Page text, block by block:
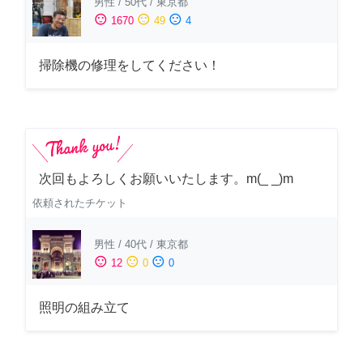
sentiment_satisfied 1670 sentiment_neutral 49 sentiment_dissatisfied 4
掃除機の修理をしてください！
次回もよろしくお願いいたします。m(_ _)m
依頼されたチケット
男性 / 40代 / 東京都
sentiment_satisfied 12 sentiment_neutral 0 sentiment_dissatisfied 0
照明の組み立て